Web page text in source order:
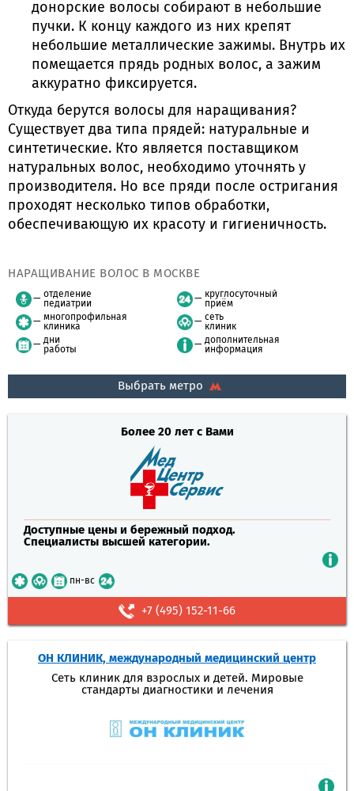
донорские волосы собирают в небольшие
пучки. К концу каждого из них крепят
небольшие металлические зажимы. Внутрь их
помещается прядь родных волос, а зажим
аккуратно фиксируется.
Откуда берутся волосы для наращивания?
Существует два типа прядей: натуральные и
синтетические. Кто является поставщиком
натуральных волос, необходимо уточнять у
производителя. Но все пряди после остригания
проходят несколько типов обработки,
обеспечивающую их красоту и гигиеничность.
НАРАЩИВАНИЕ ВОЛОС В МОСКВЕ
отделение
педиатрии
многопрофильная
клиника
дни
работы
круглосуточный
приём
сеть
клиник
дополнительная
информация
Выбрать метро
Более 20 лет с Вами
Доступные цены и бережный подход.
Специалисты высшей категории.
пн-вс
+7 (495) 152-11-66
ОН КЛИНИК, международный медицинский центр
Сеть клиник для взрослых и детей. Мировые
стандарты диагностики и лечения